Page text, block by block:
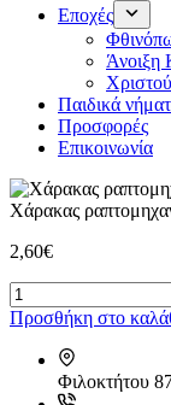
Εποχές
Άνοιξη
Παιδικά
Προσφορές
Επικοινωνία
Χάρακας
2,60€
Χάρακας
ραπτομηχανής
Prym
610728
ποσότητα
Προσθήκη στο
Φιλοκτήτου